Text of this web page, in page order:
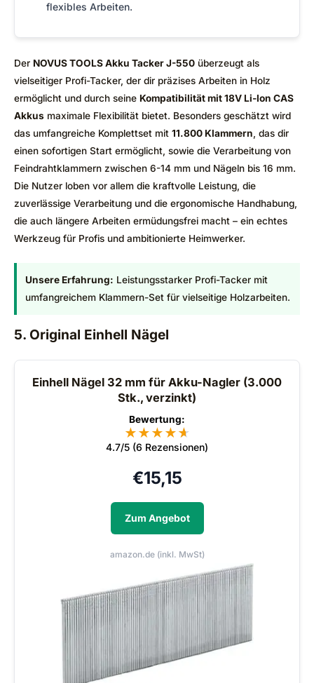
flexibles Arbeiten.
Der NOVUS TOOLS Akku Tacker J-550 überzeugt als
vielseitiger Profi-Tacker, der dir präzises Arbeiten in Holz
ermöglicht und durch seine Kompatibilität mit 18V Li-Ion CAS
Akkus maximale Flexibilität bietet. Besonders geschätzt wird
das umfangreiche Komplettset mit 11.800 Klammern , das dir
einen sofortigen Start ermöglicht, sowie die Verarbeitung von
Feindrahtklammern zwischen 6-14 mm und Nägeln bis 16 mm.
Die Nutzer loben vor allem die kraftvolle Leistung, die
zuverlässige Verarbeitung und die ergonomische Handhabung,
die auch längere Arbeiten ermüdungsfrei macht – ein echtes
Werkzeug für Profis und ambitionierte Heimwerker.
Unsere Erfahrung: Leistungsstarker Profi-Tacker mit
umfangreichem Klammern-Set für vielseitige Holzarbeiten.
5. Original Einhell Nägel
Einhell Nägel 32 mm für Akku-Nagler (3.000
Stk., verzinkt)
Bewertung:
★★★★★
★
4.7/5 (6 Rezensionen)
€15,15
Zum Angebot
amazon.de (inkl. MwSt)